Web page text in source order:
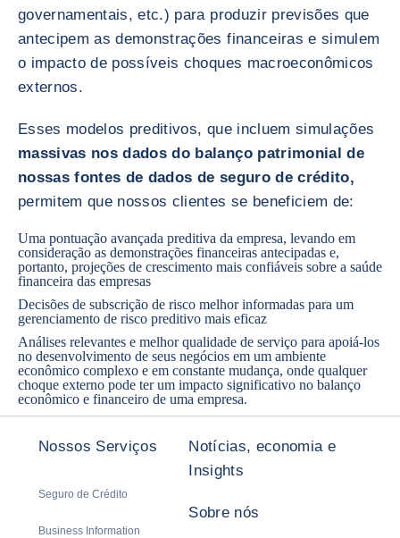
governamentais, etc.) para produzir previsões que
antecipem as demonstrações financeiras e simulem
o impacto de possíveis choques macroeconômicos
externos.
Esses modelos preditivos, que incluem simulações
massivas nos dados do balanço patrimonial de
nossas fontes de dados de seguro de crédito,
permitem que nossos clientes se beneficiem de:
Uma pontuação avançada preditiva da empresa, levando em
consideração as demonstrações financeiras antecipadas e,
portanto, projeções de crescimento mais confiáveis sobre a saúde
financeira das empresas
Decisões de subscrição de risco melhor informadas para um
gerenciamento de risco preditivo mais eficaz
Análises relevantes e melhor qualidade de serviço para apoiá-los
no desenvolvimento de seus negócios em um ambiente
econômico complexo e em constante mudança, onde qualquer
choque externo pode ter um impacto significativo no balanço
econômico e financeiro de uma empresa.
Nossos Serviços
Seguro de Crédito
Business Information
Notícias, economia e
Insights
Sobre nós